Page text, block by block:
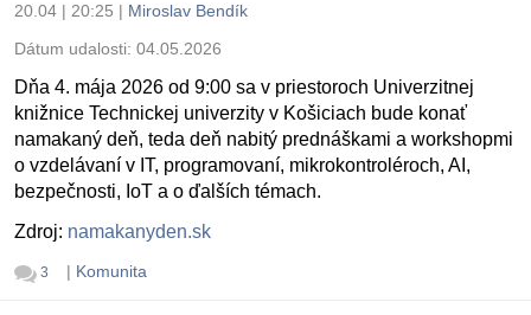
20.04 | 20:25 | Miroslav Bendík
Dátum udalosti: 04.05.2026
Dňa 4. mája 2026 od 9:00 sa v priestoroch Univerzitnej
knižnice Technickej univerzity v Košiciach bude konať
namakaný deň, teda deň nabitý prednáškami a workshopmi
o vzdelávaní v IT, programovaní, mikrokontroléroch, AI,
bezpečnosti, IoT a o ďalších témach.
Zdroj: namakanyden.sk
3 | Komunita